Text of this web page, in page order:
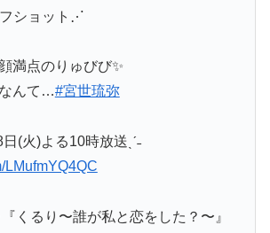
ショット⋰
満点のりゅびび✨
んて…#宮世琉弥
(火)よる10時放送ˎˊ˗
LMufmYQ4QC
くるり〜誰が私と恋をした？〜』